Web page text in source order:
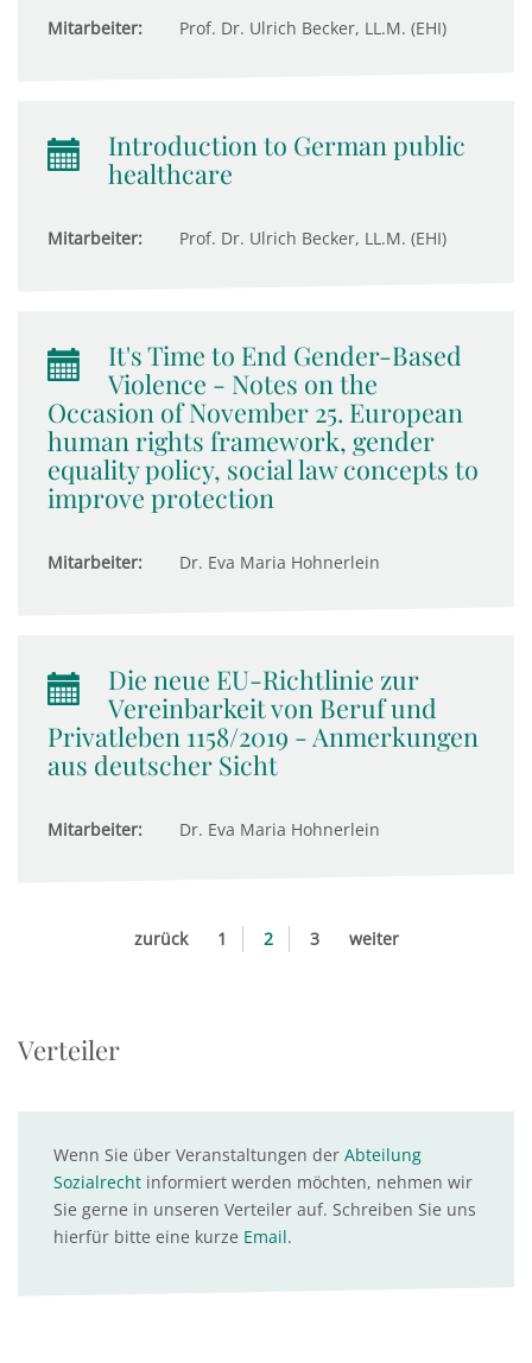
Mitarbeiter: Prof. Dr. Ulrich Becker, LL.M. (EHI)
Introduction to German public
healthcare
Mitarbeiter: Prof. Dr. Ulrich Becker, LL.M. (EHI)
It's Time to End Gender-Based
Violence - Notes on the
Occasion of November 25. European
human rights framework, gender
equality policy, social law concepts to
improve protection
Mitarbeiter: Dr. Eva Maria Hohnerlein
Die neue EU-Richtlinie zur
Vereinbarkeit von Beruf und
Privatleben 1158/2019 - Anmerkungen
aus deutscher Sicht
Mitarbeiter: Dr. Eva Maria Hohnerlein
zurück 1 2 3 weiter
Verteiler
Wenn Sie über Veranstaltungen der Abteilung
Sozialrecht informiert werden möchten, nehmen wir
Sie gerne in unseren Verteiler auf. Schreiben Sie uns
hierfür bitte eine kurze Email.